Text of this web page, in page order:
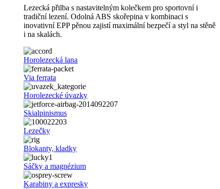
Lezecká přilba s nastavitelným kolečkem pro sportovní i
tradiční lezení. Odolná ABS skořepina v kombinaci s
inovativní EPP pěnou zajistí maximální bezpečí a styl na stěně
i na skalách.
Horolezecká lana
Via ferrata
Horolezecké úvazky
Skialpinismus
Lezečky
Blokanty, kladky
Sáčky a magnézium
Karabiny a expresky